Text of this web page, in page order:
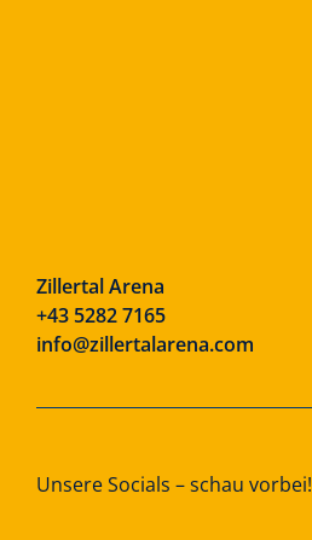
Zillertal Arena
+43 5282 7165
info@zillertalarena.com
Unsere Socials – schau vorbei!